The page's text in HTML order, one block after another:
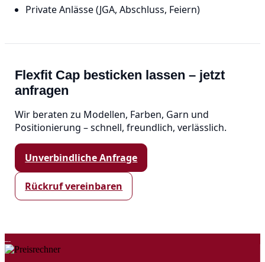
Private Anlässe (JGA, Abschluss, Feiern)
Flexfit Cap besticken lassen – jetzt
anfragen
Wir beraten zu Modellen, Farben, Garn und
Positionierung – schnell, freundlich, verlässlich.
Unverbindliche Anfrage
Rückruf vereinbaren